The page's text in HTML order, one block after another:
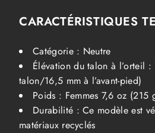
CARACTÉRISTIQUES
Catégorie : Neutre
Élévation du talon à l’orteil
talon/16,5 mm à l’avant-pied)
Poids : Femmes 7,6 oz (215
Durabilité : Ce modèle est
matériaux recyclés